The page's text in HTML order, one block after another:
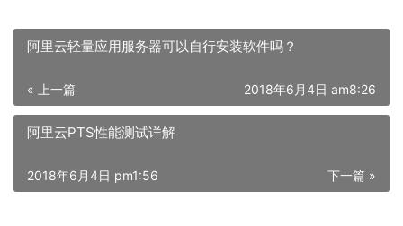
阿里云轻量应用服务器可以自行安装软件吗？
« 上一篇 2018年6月4日 am8:26
阿里云PTS性能测试详解
下一篇 »
2018年6月4日 pm1:56